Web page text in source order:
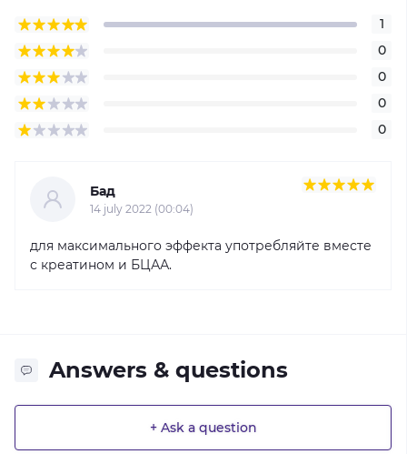
1
0
0
0
0
Бад
14 july 2022 (00:04)
для максимального эффекта употребляйте вместе
с креатином и БЦАА.
Answers & questions
+ Ask a question